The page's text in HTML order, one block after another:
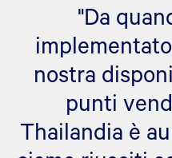
"Da
nostra
punti
Thailandia è